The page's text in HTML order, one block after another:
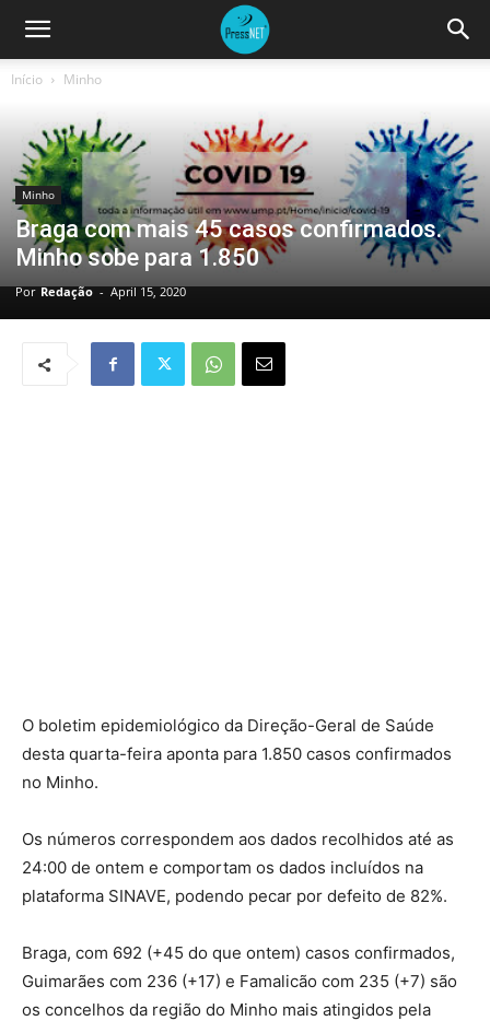
Início Minho
Minho
Braga com mais 45 casos confirmados.
Minho sobe para 1.850
Por Redação - April 15, 2020
O boletim epidemiológico da Direção-Geral de Saúde
desta quarta-feira aponta para 1.850 casos confirmados
no Minho.
Os números correspondem aos dados recolhidos até as
24:00 de ontem e comportam os dados incluídos na
plataforma SINAVE, podendo pecar por defeito de 82%.
Braga, com 692 (+45 do que ontem) casos confirmados,
Guimarães com 236 (+17) e Famalicão com 235 (+7) são
os concelhos da região do Minho mais atingidos pela